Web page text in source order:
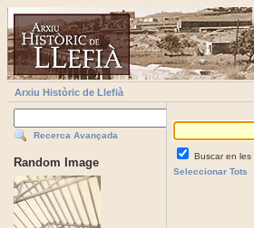
Arxiu Històric de Llefià
Recerca Avançada
Random Image Buscar en les
Seleccionar Tots